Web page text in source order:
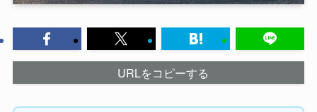
URLをコピーする